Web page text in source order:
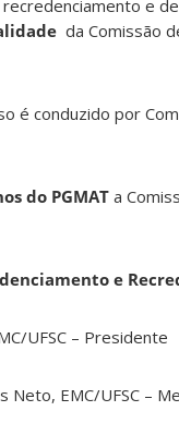
e
da Comissão
é conduzido por
do PGMAT a
e
UFSC – Presidente
Neto, EMC/UFSC –